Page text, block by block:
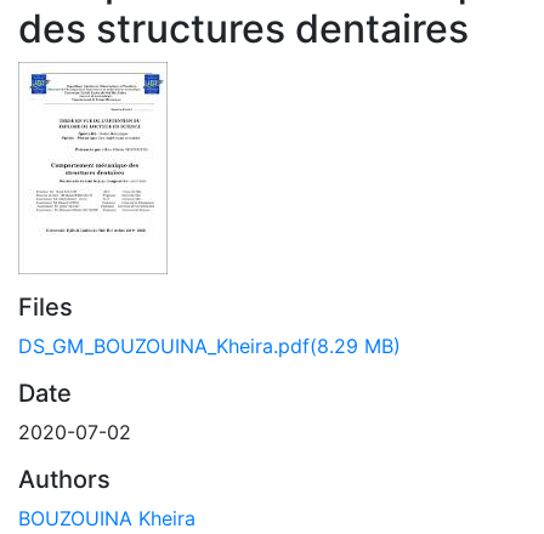
des structures dentaires
Files
DS_GM_BOUZOUINA_Kheira.pdf(8.29 MB)
Date
2020-07-02
Authors
BOUZOUINA Kheira